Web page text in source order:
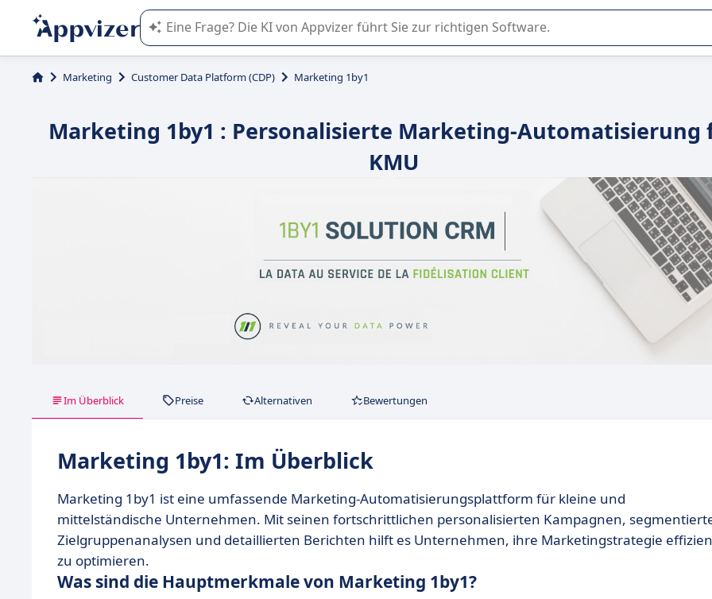
Die KI von Appvizer führt Sie bei der Nutzung oder Auswahl von SaaS-Software in Unternehmen.
Marketing Customer Data Platform (CDP) Marketing 1by1
Marketing 1by1 : Personalisierte Marketing-Automatisierung
KMU
Im Überblick Preise Alternativen Bewertungen
Marketing 1by1: Im Überblick
Marketing 1by1 ist eine umfassende Marketing-Automatisierungsplattform für kleine und
mittelständische Unternehmen. Mit seinen fortschrittlichen personalisierten Kampagnen,
Zielgruppenanalysen und detaillierten Berichten hilft es Unternehmen, ihre Marketingstrategie
zu optimieren.
Was sind die Hauptmerkmale von Marketing 1by1?